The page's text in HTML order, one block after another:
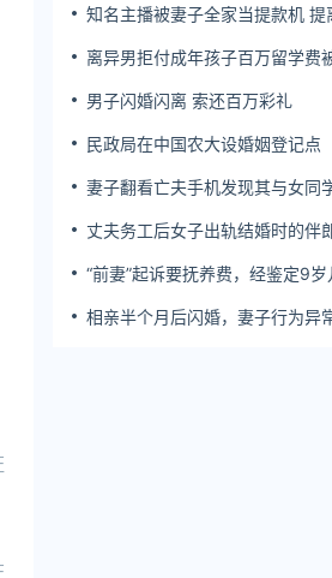
知名主播被妻子全家当提款机 提
离异男拒付成年孩子百万留学费
男子闪婚闪离 索还百万彩礼
民政局在中国农大设婚姻登记点
妻子翻看亡夫手机发现其与女同
丈夫务工后女子出轨结婚时的伴
“前妻”起诉要抚养费，经鉴定9岁
相亲半个月后闪婚，妻子行为异